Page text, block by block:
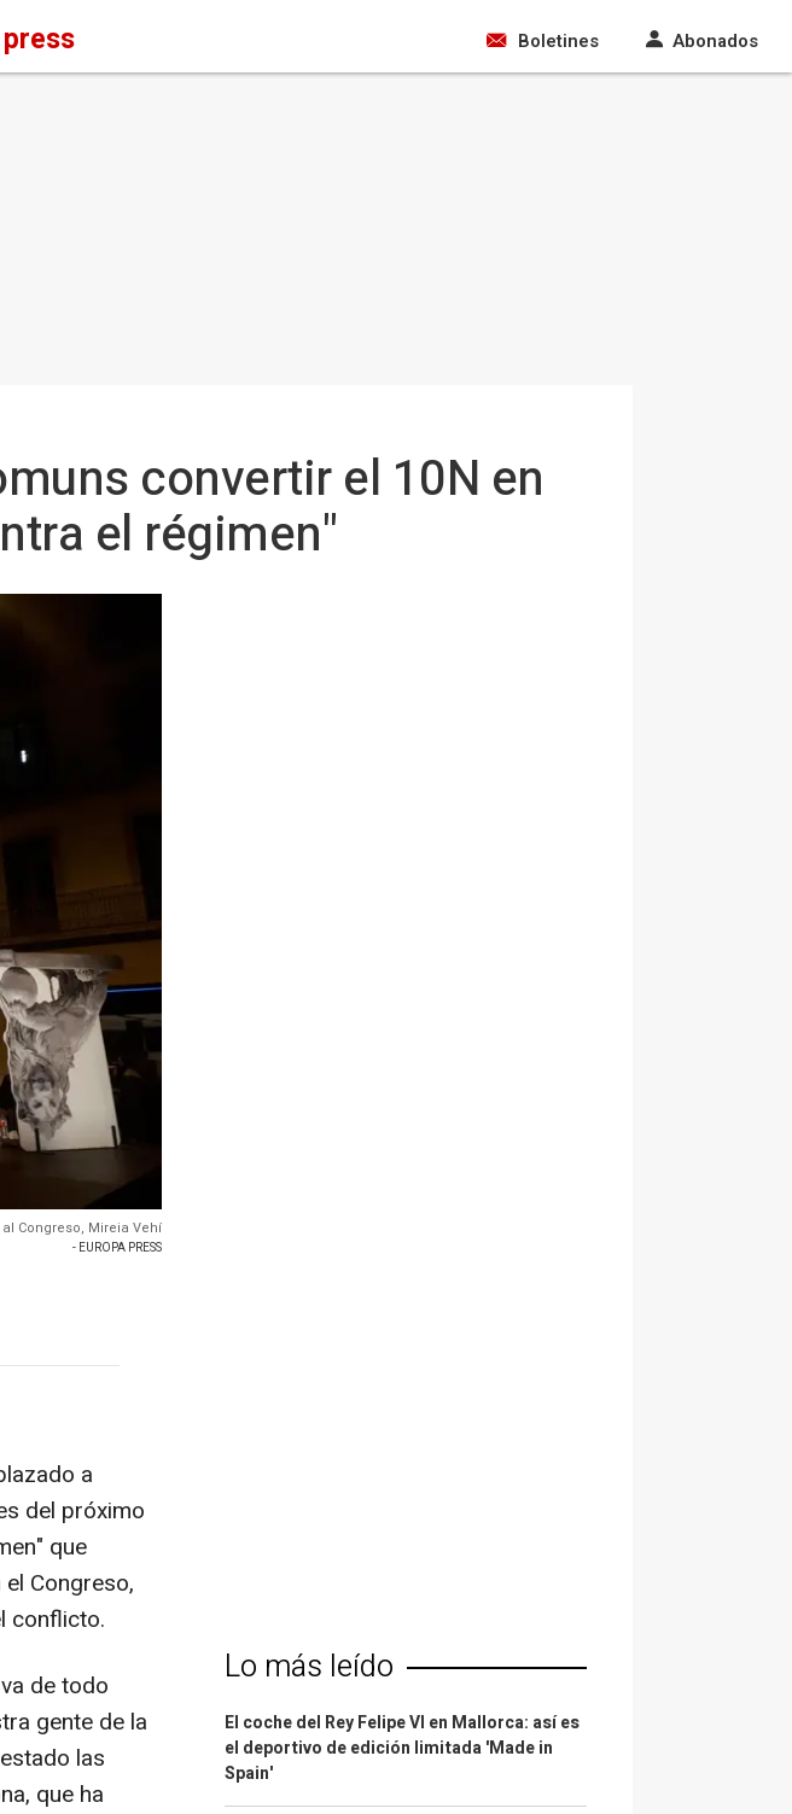
press Boletines Abonados
convertir el 10N en
el régimen"
Congreso, Mireia Vehí
- EUROPA PRESS
a
del próximo
que
Congreso,
conflicto.
de todo
gente de la
las
que ha
Lo más leído
El coche del Rey Felipe VI en Mallorca: así es
el deportivo de edición limitada 'Made in
Spain'